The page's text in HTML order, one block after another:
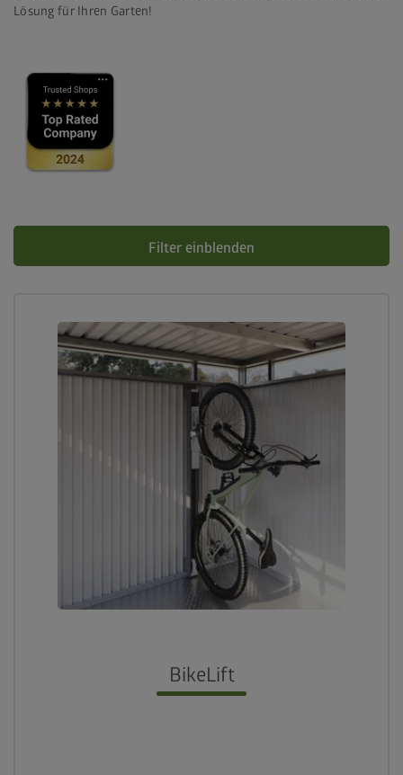
Lösung für Ihren Garten!
Filter einblenden
BikeLift
lock_person
Beste Sicherheitsstandards
crown
20 Jahre Garantie